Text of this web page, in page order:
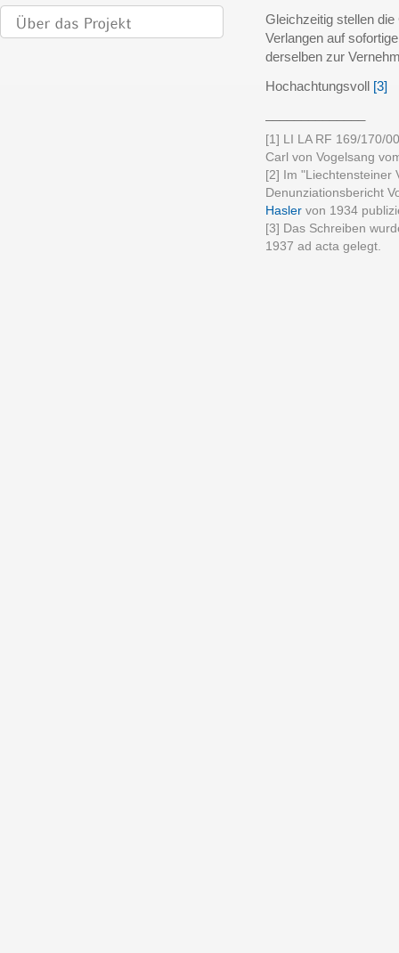
Gleichzeitig stellen
Verlangen auf
derselben zur
Hochachtungsvoll [3]
[1] LI LA RF 169/170/
Carl von Vogelsang
[2] Im "Liechtensteiner
Denunziationsbericht
Hasler von 1934
[3] Das Schreiben
1937 ad acta gelegt.